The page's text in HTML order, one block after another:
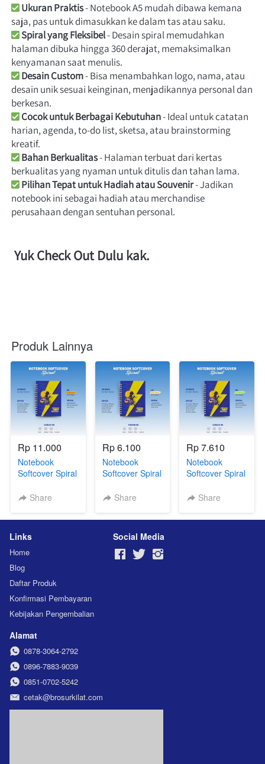
Ukuran Praktis - Notebook A5 mudah dibawa kemana
saja, pas untuk dimasukkan ke dalam tas atau saku.
Spiral yang Fleksibel - Desain spiral memudahkan
halaman dibuka hingga 360 derajat, memaksimalkan
kenyamanan saat menulis.
Desain Custom - Bisa menambahkan logo, nama, atau
desain unik sesuai keinginan, menjadikannya personal dan
berkesan.
Cocok untuk Berbagai Kebutuhan - Ideal untuk catatan
harian, agenda, to-do list, sketsa, atau brainstorming
kreatif.
Bahan Berkualitas - Halaman terbuat dari kertas
berkualitas yang nyaman untuk ditulis dan tahan lama.
Pilihan Tepat untuk Hadiah atau Souvenir - Jadikan
notebook ini sebagai hadiah atau merchandise
perusahaan dengan sentuhan personal.
Yuk Check Out Dulu kak.
Produk Lainnya
Rp 11.000
Notebook
Softcover Spiral
(Polos)
Share
Rp 6.100
Notebook
Softcover Spiral
(Cetak)
Share
Rp 7.610
Notebook
Softcover Spiral
Lembar (Cetak)
Share
Links
Home
Blog
Daftar Produk
Konfirmasi Pembayaran
Kebijakan Pengembalian
Social Media
Alamat
0878-3064-2792
0896-7883-9039
0851-0702-5242
cetak@brosurkilat.com